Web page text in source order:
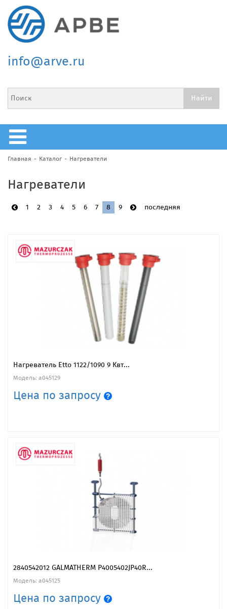
info@arve.ru
Главная Каталог Нагреватели
Нагреватели
1 2 3 4 5 6 7 8 9 последняя
Нагреватель Etto 1122/1090 9 Квт...
Модель: a045129
Цена по запросу
2840542012 GALMATHERM P4005402JP40R...
Модель: a045125
Цена по запросу